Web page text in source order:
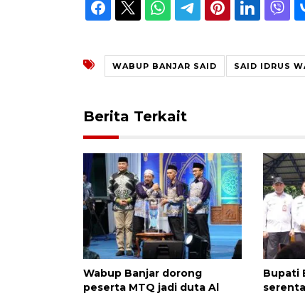
WABUP BANJAR SAID SAID IDRUS
Berita Terkait
Wabup Banjar dorong
peserta MTQ jadi duta Al
Bupati